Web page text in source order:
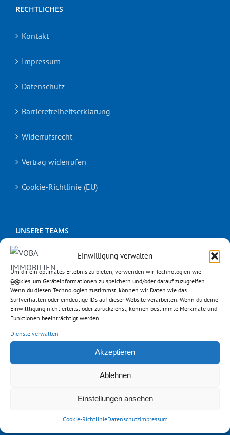
Einwilligung verwalten
Um dir ein optimales Erlebnis zu bieten, verwenden wir Technologien wie
Cookies, um Geräteinformationen zu speichern und/oder darauf zuzugreifen.
Wenn du diesen Technologien zustimmst, können wir Daten wie das
Surfverhalten oder eindeutige IDs auf dieser Website verarbeiten. Wenn du deine
Einwillligung nicht erteilst oder zurückziehst, können bestimmte Merkmale und
Funktionen beeinträchtigt werden.
Dienste verwalten
Akzeptieren
Ablehnen
Einstellungen ansehen
Cookie-RichtlinieDatenschutzImpressum
RECHTLICHES
Kontakt
Impressum
Datenschutz
Barrierefreiheitserklärung
Widerrufsrecht
Vertrag widerrufen
Cookie-Richtlinie (EU)
UNSERE TEAMS
Aachen
Emmerich
Erkelenz
Geilenkirchen